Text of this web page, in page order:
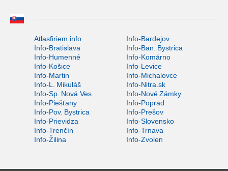
Atlasfiriem.info
Info-Bardejov
Info-Bratislava
Info-Ban. Bystrica
Info-Humenné
Info-Komárno
Info-Košice
Info-Levice
Info-Martin
Info-Michalovce
Info-L. Mikuláš
Info-Nitra.sk
Info-Sp. Nová Ves
Info-Nové Zámky
Info-Piešťany
Info-Poprad
Info-Pov. Bystrica
Info-Prešov
Info-Prievidza
Info-Slovensko
Info-Trenčín
Info-Trnava
Info-Žilina
Info-Zvolen